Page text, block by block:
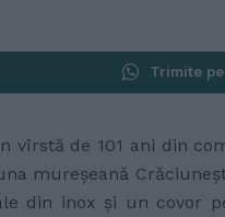
Trimite
de 101 ani din
mureşeană
din inox şi un covor